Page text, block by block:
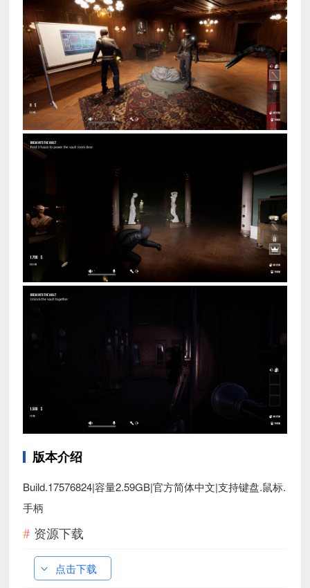
版本介绍
Build.17576824|容量2.59GB|官方简体中文|支持键盘.鼠标.
手柄
资源下载
点击下载